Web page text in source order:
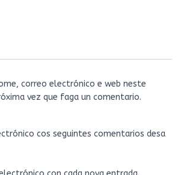
correo electrónico e web neste
vez que faga un comentario.
cos seguintes comentarios desa